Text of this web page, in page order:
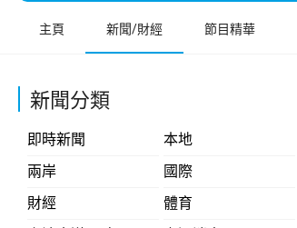
主頁 新聞/財經 節目精華
新聞分類
即時新聞
本地
兩岸
國際
財經
體育